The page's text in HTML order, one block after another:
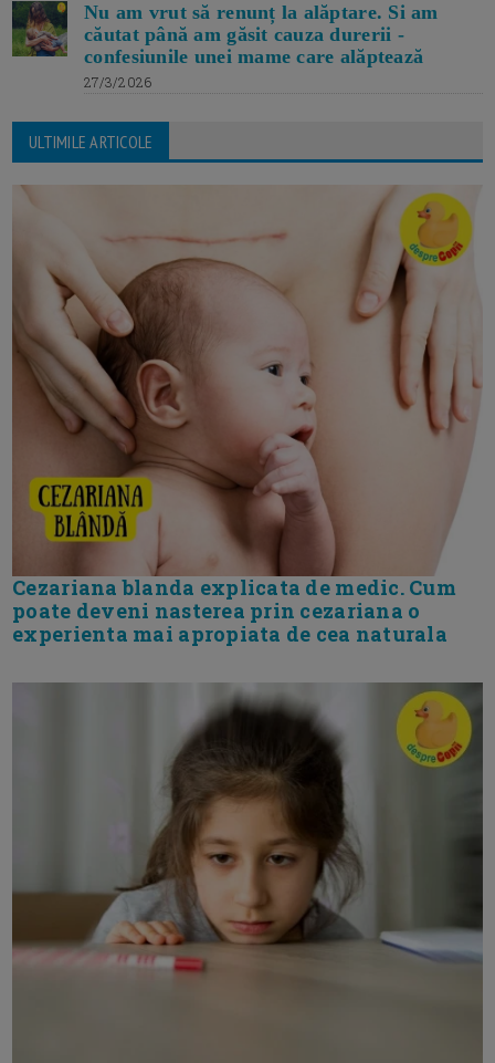
Nu am vrut să renunț la alăptare. Si am
căutat până am găsit cauza durerii -
confesiunile unei mame care alăptează
27/3/2026
ULTIMILE ARTICOLE
Cezariana blanda explicata de medic. Cum
poate deveni nasterea prin cezariana o
experienta mai apropiata de cea naturala